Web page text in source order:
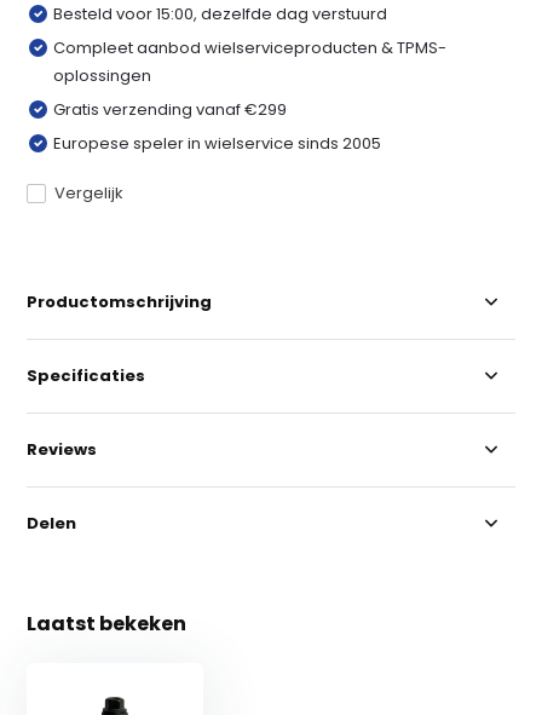
Besteld voor 15:00, dezelfde dag verstuurd
Compleet aanbod wielserviceproducten & TPMS-
oplossingen
Gratis verzending vanaf €299
Europese speler in wielservice sinds 2005
Vergelijk
Productomschrijving
Specificaties
Reviews
Delen
Laatst bekeken